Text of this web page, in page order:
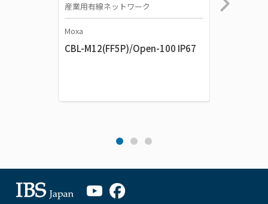
産業用有線ネットワーク
Moxa
CBL-M12(FF5P)/Open-100 IP67